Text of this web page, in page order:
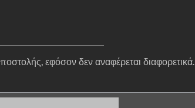
εφόσον δεν αναφέρεται διαφορετικά.